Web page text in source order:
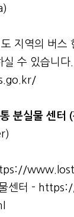
지역의 버스
수 있습니다.
분실물 센터
센터 -